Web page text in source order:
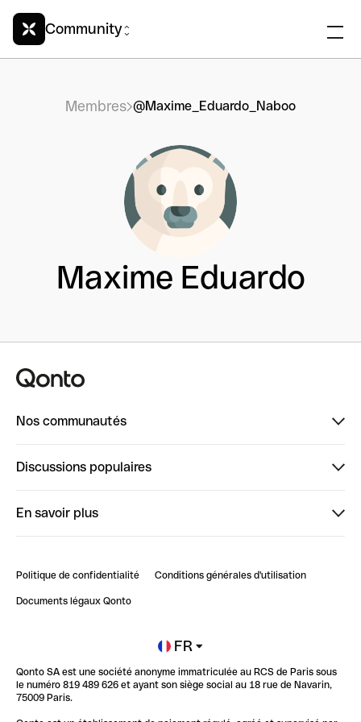
Community
Membres @Maxime_Eduardo_Naboo
Maxime Eduardo
Nos communautés
ClubQonto
Discussions populaires
Impact de l'IA sur les carrières/productivité
En savoir plus
Blog
Newsroom
Glossaire finance
Politique de confidentialité Conditions générales d'utilisation
Documents légaux Qonto
FR
Qonto SA est une société anonyme immatriculée au RCS de Paris sous
le numéro 819 489 626 et ayant son siège social au 18 rue de Navarin,
75009 Paris.